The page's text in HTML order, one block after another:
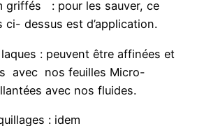
griffés : pour les sauver, ce
ci- dessus est d’application.
: peuvent être affinées et
avec nos feuilles Micro-
avec nos fluides.
: idem